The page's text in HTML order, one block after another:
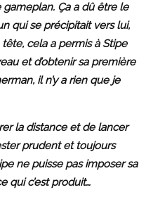
gameplan. Ça a dû être le
qui se précipitait vers lui,
cela a permis à Stipe
et d’obtenir sa première
il n’y a rien que je
la distance et de lancer
prudent et toujours
ne puisse pas imposer sa
qui c’est produit…